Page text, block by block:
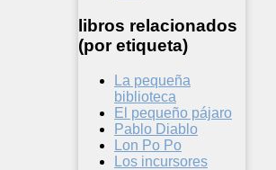
libros relacionados
(por etiqueta)
La pequeña
biblioteca
El pequeño pájaro
Pablo Diablo
Lon Po Po
Los incursores